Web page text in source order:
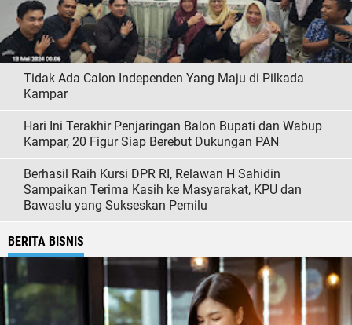
Tidak Ada Calon Independen Yang Maju di Pilkada
Kampar
Hari Ini Terakhir Penjaringan Balon Bupati dan Wabup
Kampar, 20 Figur Siap Berebut Dukungan PAN
Berhasil Raih Kursi DPR RI, Relawan H Sahidin
Sampaikan Terima Kasih ke Masyarakat, KPU dan
Bawaslu yang Sukseskan Pemilu
BERITA BISNIS